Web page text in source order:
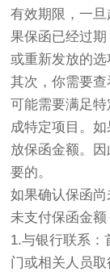
有效期限，一
果保函已经过
或重新发放的选
其次，你需要
可能需要满足
成特定项目。
放保函金额。
要的。
如果确认保函
未支付保函金额
1.与银行联系：
门或相关人员